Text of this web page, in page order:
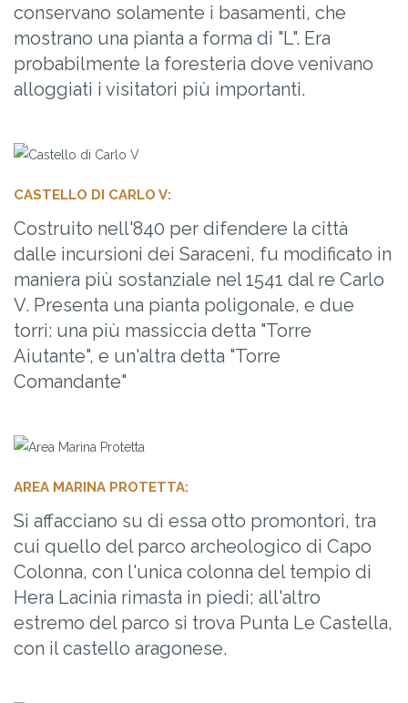
conservano solamente i basamenti, che
mostrano una pianta a forma di "L". Era
probabilmente la foresteria dove venivano
alloggiati i visitatori più importanti.
CASTELLO DI CARLO V:
Costruito nell'840 per difendere la città
dalle incursioni dei Saraceni, fu modificato in
maniera più sostanziale nel 1541 dal re Carlo
V. Presenta una pianta poligonale, e due
torri: una più massiccia detta "Torre
Aiutante", e un'altra detta "Torre
Comandante"
AREA MARINA PROTETTA:
Si affacciano su di essa otto promontori, tra
cui quello del parco archeologico di Capo
Colonna, con l'unica colonna del tempio di
Hera Lacinia rimasta in piedi; all'altro
estremo del parco si trova Punta Le Castella,
con il castello aragonese.